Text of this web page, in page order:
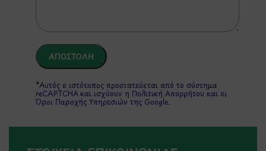
*Αυτός ο ιστότοπος προστατεύεται από το σύστημα
reCAPTCHA και ισχύουν η Πολιτική Απορρήτου και οι
Όροι Παροχής Υπηρεσιώντης Google.